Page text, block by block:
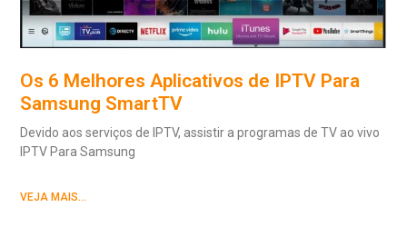
Os 6 Melhores Aplicativos de IPTV Para
Samsung SmartTV
Devido aos serviços de IPTV, assistir a programas de TV ao vivo
IPTV Para Samsung
VEJA MAIS...